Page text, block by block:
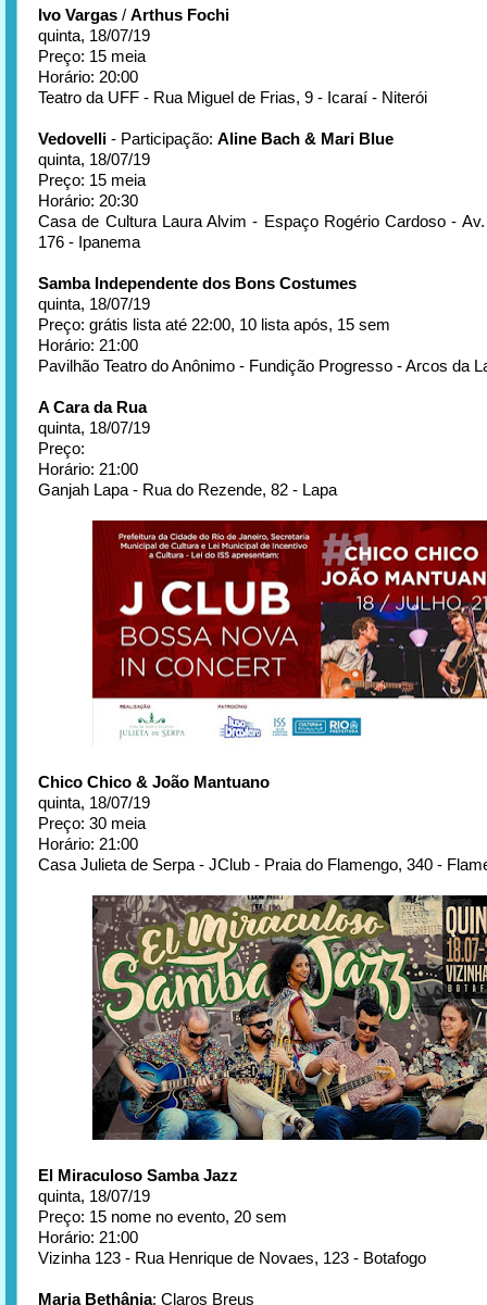
Ivo Vargas / Arthus Fochi
quinta, 18/07/19
Preço: 15 meia
Horário: 20:00
Teatro da UFF - Rua Miguel de Frias, 9 - Icaraí - Niterói
Vedovelli - Participação: Aline Bach & Mari Blue
quinta, 18/07/19
Preço: 15 meia
Horário: 20:30
Casa de Cultura Laura Alvim - Espaço Rogério Cardoso -
176 - Ipanema
Samba Independente dos Bons Costumes
quinta, 18/07/19
Preço: grátis lista até 22:00, 10 lista após, 15 sem
Horário: 21:00
Pavilhão Teatro do Anônimo - Fundição Progresso - Arcos da
A Cara da Rua
quinta, 18/07/19
Preço:
Horário: 21:00
Ganjah Lapa - Rua do Rezende, 82 - Lapa
Chico Chico & João Mantuano
quinta, 18/07/19
Preço: 30 meia
Horário: 21:00
Casa Julieta de Serpa - JClub - Praia do Flamengo, 340 -
El Miraculoso Samba Jazz
quinta, 18/07/19
Preço: 15 nome no evento, 20 sem
Horário: 21:00
Vizinha 123 - Rua Henrique de Novaes, 123 - Botafogo
Maria Bethânia: Claros Breus